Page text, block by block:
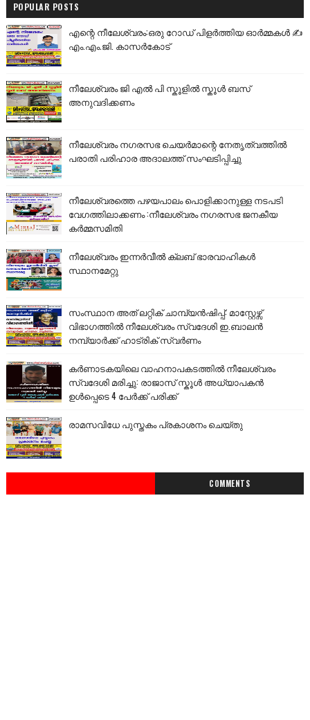
POPULAR POSTS
എന്റെ നീലേശ്വരം:ഒരു റോഡ് പിളർത്തിയ ഓർമ്മകൾ ✍️
എം.എം.ജി. കാസർകോട്
നീലേശ്വരം ജി എൽ പി സ്കൂളിൽ സ്കൂൾ ബസ്
അനുവദിക്കണം
നീലേശ്വരം നഗരസഭ ചെയർമാന്റെ നേതൃത്വത്തിൽ
പരാതി പരിഹാര അദാലത്ത് സംഘടിപ്പിച്ചു
നീലേശ്വരത്തെ പഴയപാലം പൊളിക്കാനുള്ള നടപടി
വേഗത്തിലാക്കണം :നീലേശ്വരം നഗരസഭ ജനകീയ
കർമ്മസമിതി
നീലേശ്വരം ഇന്നർവീൽ ക്ലബ് ഭാരവാഹികൾ
സ്ഥാനമേറ്റു
സംസ്ഥാന അത് ലറ്റിക് ചാമ്പ്യൻഷിപ്പ്: മാസ്റ്റേഴ്സ്
വിഭാഗത്തിൽ നീലേശ്വരം സ്വദേശി ഇ.ബാലൻ
നമ്പ്യാർക്ക് ഹാട്രിക് സ്വർണം
കർണാടകയിലെ വാഹനാപകടത്തിൽ നീലേശ്വരം
സ്വദേശി മരിച്ചു: രാജാസ് സ്കൂൾ അധ്യാപകൻ
ഉൾപ്പെടെ 4 പേർക്ക് പരിക്ക്
രാമസവിധേ പുസ്തകം പ്രകാശനം ചെയ്തു
COMMENTS